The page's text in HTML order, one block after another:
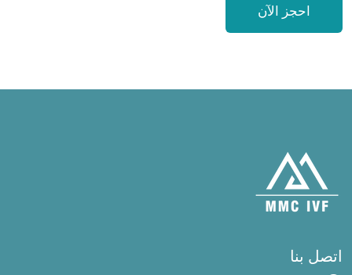
احجز الآن
اتصل بنا